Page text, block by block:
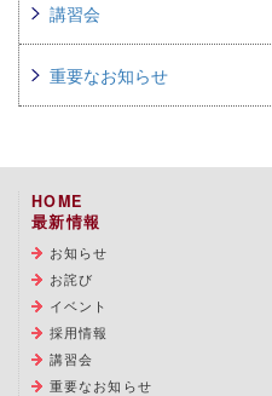
講習会
重要なお知らせ
HOME
最新情報
お知らせ
お詫び
イベント
採用情報
講習会
重要なお知らせ